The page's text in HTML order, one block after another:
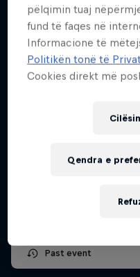
Gaildorf, Germany
Past event
pëlqimin tuaj
fund të faqes në
Informacione të
Politikën tonë të
Cookies direkt më
Qendra e